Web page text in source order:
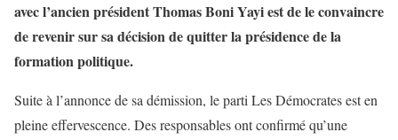
avec l’ancien président Thomas Boni Yayi est de le convaincre
de revenir sur sa décision de quitter la présidence de la
formation politique.
Suite à l’annonce de sa démission, le parti Les Démocrates est en
pleine effervescence. Des responsables ont confirmé qu’une